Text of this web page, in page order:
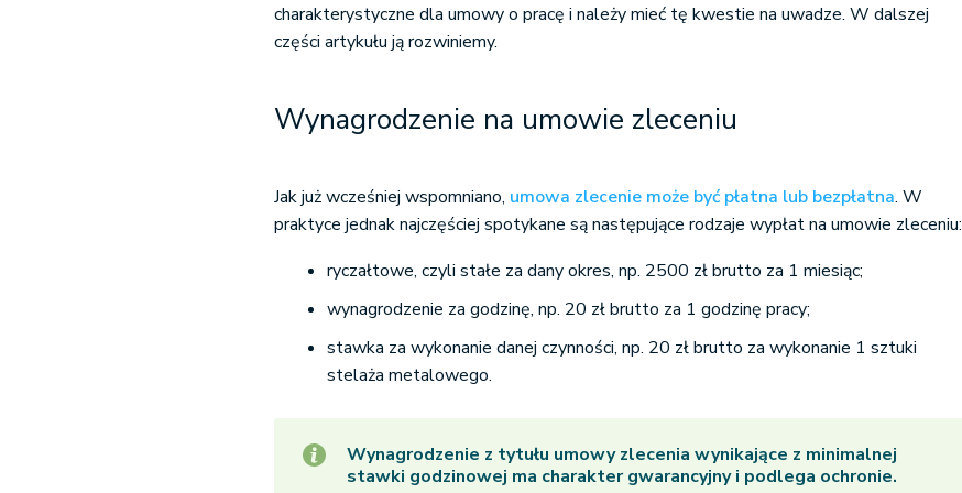
charakterystyczne dla umowy o pracę i należy mieć tę kwestie na uwadze. W dalszej
części artykułu ją rozwiniemy.
Wynagrodzenie na umowie zleceniu
Jak już wcześniej wspomniano, umowa zlecenie może być płatna lub bezpłatna. W
praktyce jednak najczęściej spotykane są następujące rodzaje wypłat na umowie zleceniu:
ryczałtowe, czyli stałe za dany okres, np. 2500 zł brutto za 1 miesiąc;
wynagrodzenie za godzinę, np. 20 zł brutto za 1 godzinę pracy;
stawka za wykonanie danej czynności, np. 20 zł brutto za wykonanie 1 sztuki
stelaża metalowego.
Wynagrodzenie z tytułu umowy zlecenia wynikające z minimalnej
stawki godzinowej ma charakter gwarancyjny i podlega ochronie.